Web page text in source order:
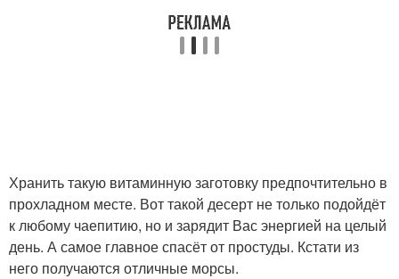
Хранить такую витаминную заготовку предпочтительно в
прохладном месте. Вот такой десерт не только подойдёт
к любому чаепитию, но и зарядит Вас энергией на целый
день. А самое главное спасёт от простуды. Кстати из
него получаются отличные морсы.